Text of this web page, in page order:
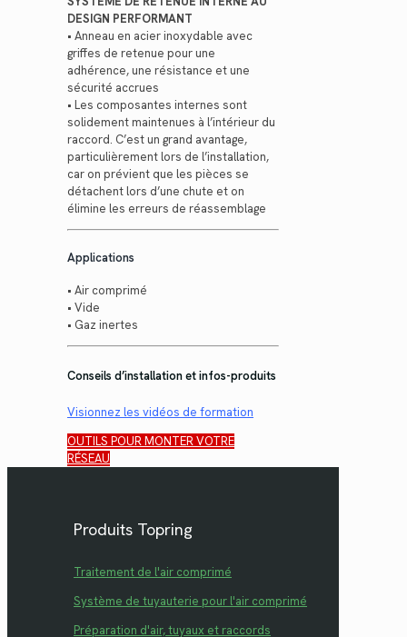
DESIGN PERFORMANT
• Anneau en acier inoxydable avec
griffes de retenue pour une
adhérence, une résistance et une
sécurité accrues
• Les composantes internes sont
solidement maintenues à l’intérieur du
raccord. C’est un grand avantage,
particulièrement lors de l’installation,
car on prévient que les pièces se
détachent lors d’une chute et on
élimine les erreurs de réassemblage
Applications
• Air comprimé
• Vide
• Gaz inertes
Conseils d’installation et infos-produits
Visionnez les vidéos de formation
OUTILS POUR MONTER VOTRE
RÉSEAU
Produits Topring
Traitement de l'air comprimé
Système de tuyauterie pour l'air comprimé
Préparation d'air, tuyaux et raccords